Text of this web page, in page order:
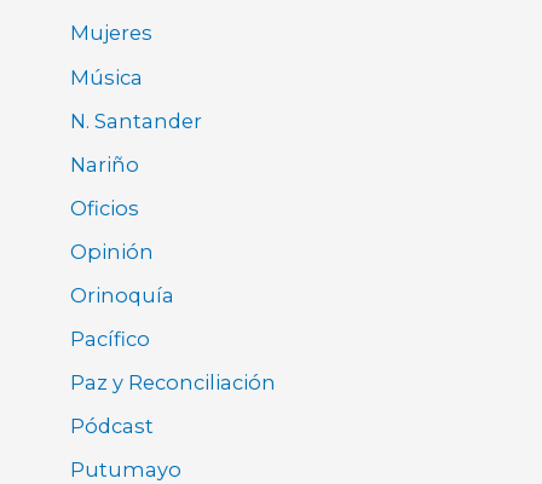
Mujeres
Música
N. Santander
Nariño
Oficios
Opinión
Orinoquía
Pacífico
Paz y Reconciliación
Pódcast
Putumayo